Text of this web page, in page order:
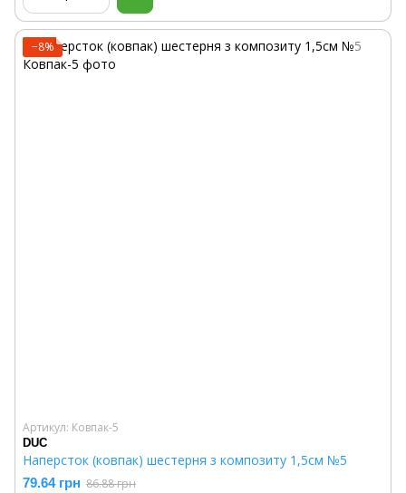
−8%
Артикул: Ковпак-5
DUC
Наперсток (ковпак) шестерня з композиту 1,5см №5
79.64 грн 86.88 грн